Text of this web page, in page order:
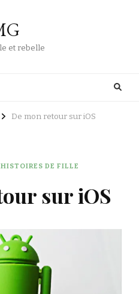
et rebelle
De mon retour sur iOS
HISTOIRES DE FILLE
sur iOS